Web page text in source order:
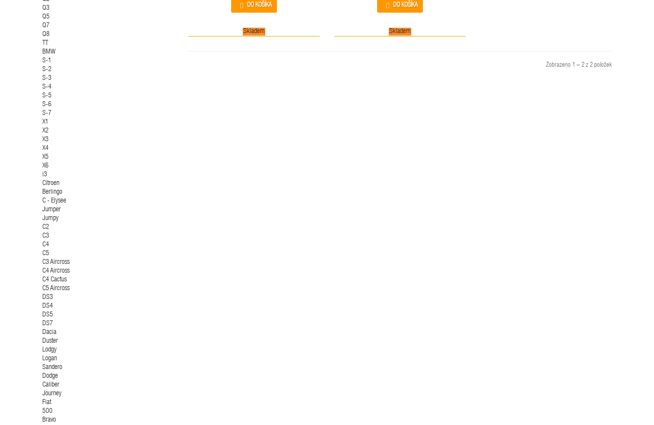
Q3
Q5
Q7
Q8
TT
BMW
S-1
S-2
S-3
S-4
S-5
S-6
S-7
X1
X2
X3
X4
X5
X6
i3
Citroen
Berlingo
C - Elysee
Jumper
Jumpy
C2
C3
C4
C5
C3 Aircross
C4 Aircross
C4 Cactus
C5 Aircross
DS3
DS4
DS5
DS7
Dacia
Duster
Lodgy
Logan
Sandero
Dodge
Caliber
Journey
Fiat
500
Bravo
DO KOŠÍKA
Skladem
DO KOŠÍKA
Skladem
Zobrazeno 1 – 2 z 2 položek